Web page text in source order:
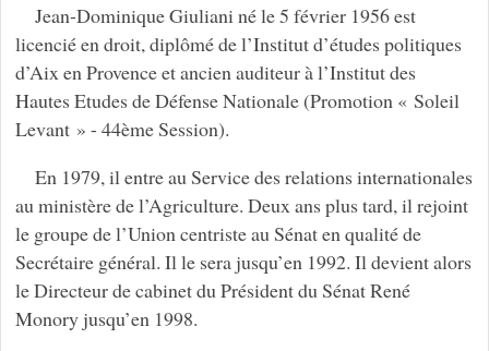
Jean-Dominique Giuliani né le 5 février 1956 est
licencié en droit, diplômé de l’Institut d’études politiques
d’Aix en Provence et ancien auditeur à l’Institut des
Hautes Etudes de Défense Nationale (Promotion « Soleil
Levant » - 44ème Session).
En 1979, il entre au Service des relations internationales
au ministère de l’Agriculture. Deux ans plus tard, il rejoint
le groupe de l’Union centriste au Sénat en qualité de
Secrétaire général. Il le sera jusqu’en 1992. Il devient alors
le Directeur de cabinet du Président du Sénat René
Monory jusqu’en 1998.